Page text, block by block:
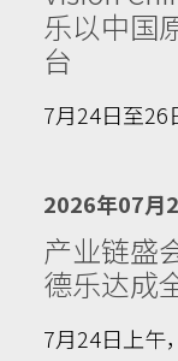
乐以中国
台
7月24日至
2026年07月
产业链盛
德乐达成
7月24日上